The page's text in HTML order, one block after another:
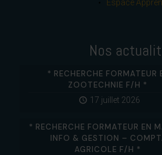
Espace
Nos
* RECHERCHE FORMATEUR
ZOOTECHNIE F/H *
17 juillet 2026
* RECHERCHE FORMATEUR EN
INFO & GESTION –
AGRICOLE F/H *